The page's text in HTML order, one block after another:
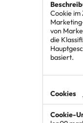
Cookie im
von
die
basiert.